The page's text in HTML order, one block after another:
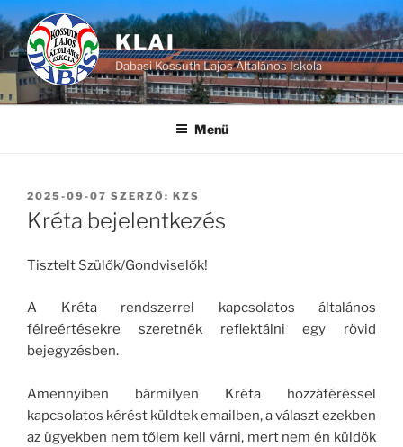
Tartalomhoz
KLAI
Dabasi Kossuth Lajos Általános Iskola
Menü
BEKÜLDVE:
2025-09-07 SZERZŐ: KZS
Kréta bejelentkezés
Tisztelt Szülők/Gondviselők!
A Kréta rendszerrel kapcsolatos általános
félreértésekre szeretnék reflektálni egy rövid
bejegyzésben.
Amennyiben bármilyen Kréta hozzáféréssel
kapcsolatos kérést küldtek emailben, a választ ezekben
az ügyekben nem tőlem kell várni, mert nem én küldök